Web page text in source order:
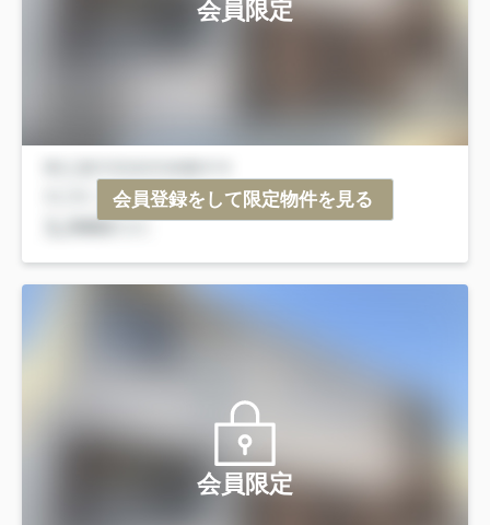
会員限定
会員登録をして限定物件を見る
会員限定